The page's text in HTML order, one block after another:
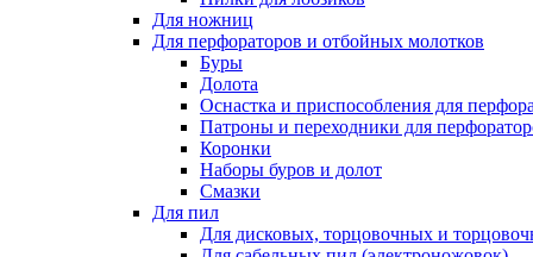
Для ножниц
Для перфораторов и отбойных молотков
Буры
Долота
Оснастка и приспособления для
Патроны и переходники для
Коронки
Наборы буров и долот
Смазки
Для пил
Для дисковых, торцовочных и